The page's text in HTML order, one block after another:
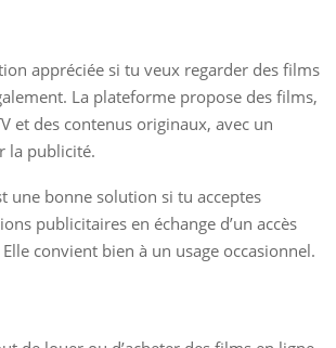
appréciée si tu veux regarder des films
La plateforme propose des films,
et des contenus originaux, avec un
la publicité.
une bonne solution si tu acceptes
publicitaires en échange d’un accès
convient bien à un usage occasionnel.